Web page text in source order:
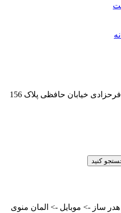
خیابان حافظی پلاک 156
کنید
ساز -> موبایل -> المان منوی